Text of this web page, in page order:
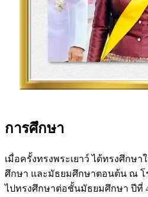
การศึกษา
เมื่อครั้งทรงพระเยาว์ ได้ทรงศึกษ
ศึกษา และมัธยมศึกษาตอนต้น ณ โ
ไปทรงศึกษาต่อชั้นมัธยมศึกษา ปีที่